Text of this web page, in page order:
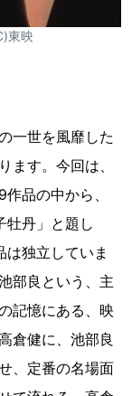
東映
一世を風靡した
ます。今回は、
品の中から、
牡丹」と題し
独立していま
部良という、主
記憶にある、映
倉健に、池部良
、定番の名場面